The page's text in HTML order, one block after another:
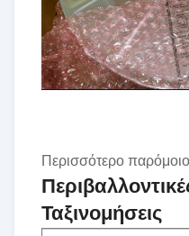
Περισσότερο
Ταξινομήσεις